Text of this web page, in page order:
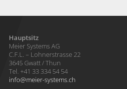
Hauptsitz
Meier Systems AG
C.F.L. – Lohnerstrasse 22
3645 Gwatt / Thun
Tel. +41 33 334 54 54
info
meier-systems.ch